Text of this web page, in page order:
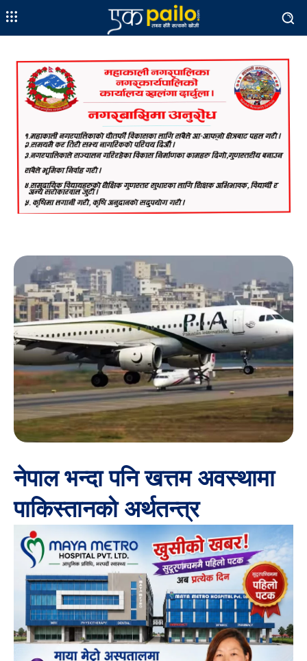
नेपाल भन्दा पनि खत्तम अवस्थामा
पाकिस्तानको अर्थतन्त्र